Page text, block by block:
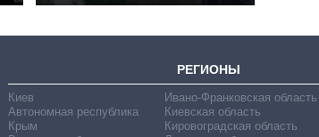
РЕГИОНЫ
Киев
Автономная республика
Крым
Ивано-Франковская область
Киевская область
Кировоградская область